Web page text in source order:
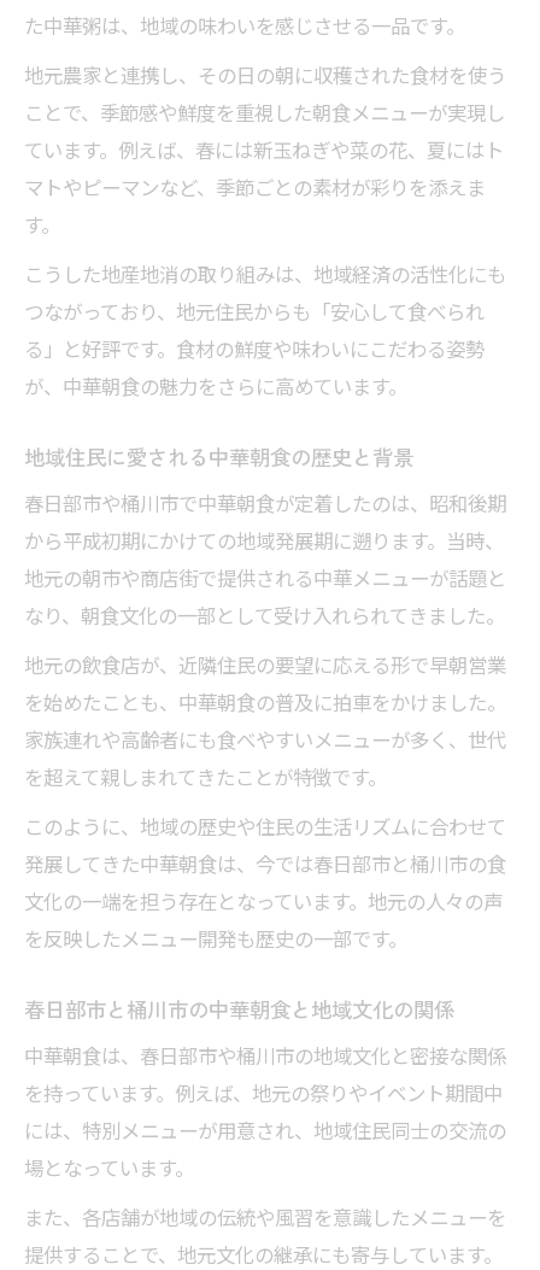
た中華粥は、地域の味わいを感じさせる一品です。
地元農家と連携し、その日の朝に収穫された食材を使う
ことで、季節感や鮮度を重視した朝食メニューが実現し
ています。例えば、春には新玉ねぎや菜の花、夏にはト
マトやピーマンなど、季節ごとの素材が彩りを添えま
す。
こうした地産地消の取り組みは、地域経済の活性化にも
つながっており、地元住民からも「安心して食べられ
る」と好評です。食材の鮮度や味わいにこだわる姿勢
が、中華朝食の魅力をさらに高めています。
地域住民に愛される中華朝食の歴史と背景
春日部市や桶川市で中華朝食が定着したのは、昭和後期
から平成初期にかけての地域発展期に遡ります。当時、
地元の朝市や商店街で提供される中華メニューが話題と
なり、朝食文化の一部として受け入れられてきました。
地元の飲食店が、近隣住民の要望に応える形で早朝営業
を始めたことも、中華朝食の普及に拍車をかけました。
家族連れや高齢者にも食べやすいメニューが多く、世代
を超えて親しまれてきたことが特徴です。
このように、地域の歴史や住民の生活リズムに合わせて
発展してきた中華朝食は、今では春日部市と桶川市の食
文化の一端を担う存在となっています。地元の人々の声
を反映したメニュー開発も歴史の一部です。
春日部市と桶川市の中華朝食と地域文化の関係
中華朝食は、春日部市や桶川市の地域文化と密接な関係
を持っています。例えば、地元の祭りやイベント期間中
には、特別メニューが用意され、地域住民同士の交流の
場となっています。
また、各店舗が地域の伝統や風習を意識したメニューを
提供することで、地元文化の継承にも寄与しています。